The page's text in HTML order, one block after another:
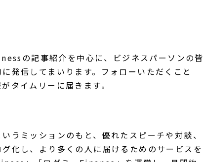
の記事紹介を中心に、ビジネスパーソンの皆
発信してまいります。フォローいただくこと
タイムリーに届きます。
うミッションのもと、優れたスピーチや対談、
化し、より多くの人に届けるためのサービスを